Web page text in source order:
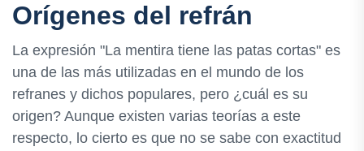
Orígenes del refrán
La expresión "La mentira tiene las patas cortas" es
una de las más utilizadas en el mundo de los
refranes y dichos populares, pero ¿cuál es su
origen? Aunque existen varias teorías a este
respecto, lo cierto es que no se sabe con exactitud